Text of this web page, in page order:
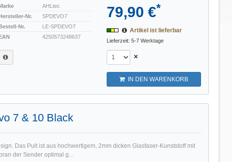
Marke
AHLtec
Hersteller-Nr.
SPDEVO7
Bestell-Nr.
LE-SPDEVO7
EAN
4250573248637
79,90 €*
Artikel ist lieferbar
Lieferzeit: 5-7 Werktage
×
IN DEN WARENKORB
7 & 10 Black
Das Pult ist aus hochwertigem, 2mm dicken Glasfaser-Kunststoff mit
der Sender optimal g...